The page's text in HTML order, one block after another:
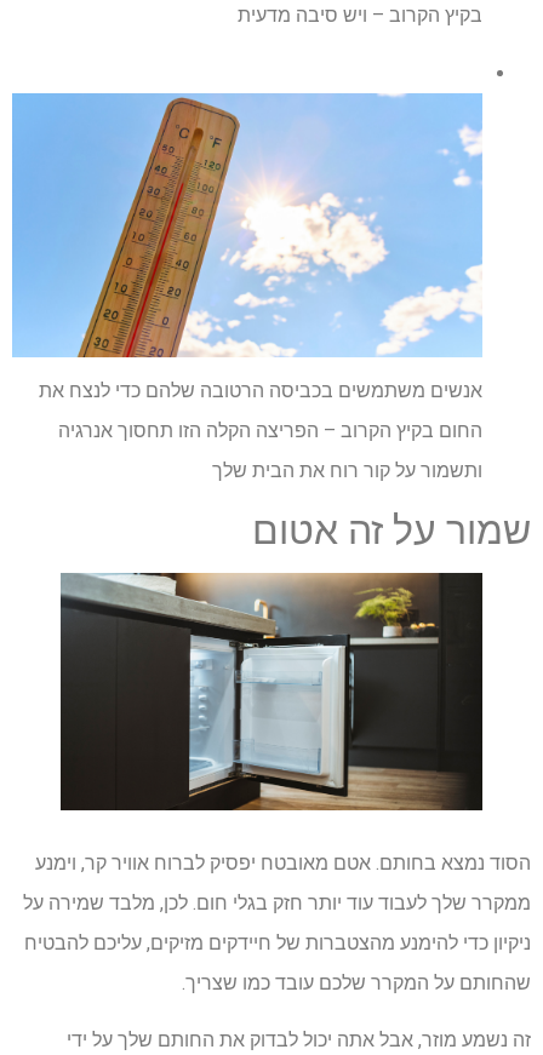
בקיץ הקרוב – ויש סיבה מדעית
אנשים משתמשים בכביסה הרטובה שלהם כדי לנצח את
החום בקיץ הקרוב – הפריצה הקלה הזו תחסוך אנרגיה
ותשמור על קור רוח את הבית שלך
שמור על זה אטום
הסוד נמצא בחותם. אטם מאובטח יפסיק לברוח אוויר קר, וימנע
ממקרר שלך לעבוד עוד יותר חזק בגלי חום. לכן, מלבד שמירה על
ניקיון כדי להימנע מהצטברות של חיידקים מזיקים, עליכם להבטיח
שהחותם על המקרר שלכם עובד כמו שצריך.
זה נשמע מוזר, אבל אתה יכול לבדוק את החותם שלך על ידי